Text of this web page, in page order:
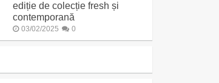
ediție de colecție fresh și
contemporană
03/02/2025 0